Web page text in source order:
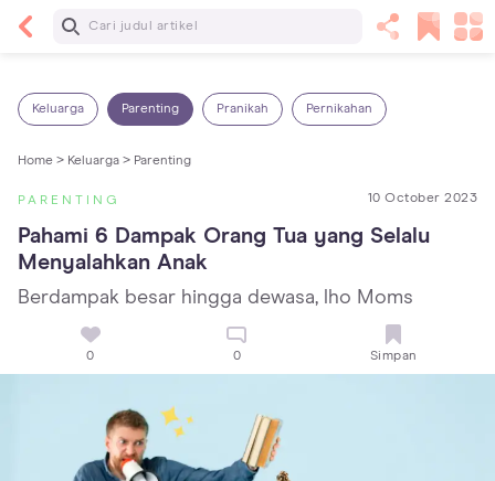
Baca Selanjutnya
Keluarga Parenting Pranikah Pernikahan
Home > Keluarga > Parenting
PARENTING 10 October 2023
Pahami 6 Dampak Orang Tua yang Selalu
Menyalahkan Anak
Berdampak besar hingga dewasa, lho Moms
0 0 Simpan